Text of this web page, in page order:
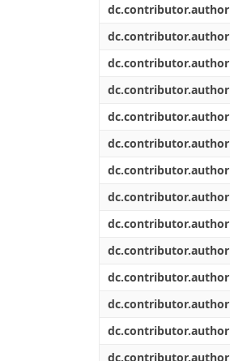
dc.contributor.author
dc.contributor.author
dc.contributor.author
dc.contributor.author
dc.contributor.author
dc.contributor.author
dc.contributor.author
dc.contributor.author
dc.contributor.author
dc.contributor.author
dc.contributor.author
dc.contributor.author
dc.contributor.author
dc.contributor.author